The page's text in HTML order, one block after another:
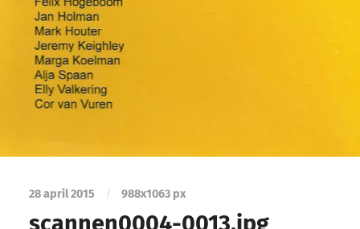
28 april 2015 / 988x1063 px